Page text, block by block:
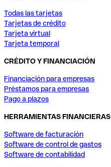
Todas las tarjetas
Tarjetas de crédito
Tarjeta virtual
Tarjeta temporal
CRÉDITO Y FINANCIACIÓN
Financiación para empresas
Préstamos para empresas
Pago a plazos
HERRAMIENTAS FINANCIERAS
Software de facturación
Software de control de gastos
Software de contabilidad